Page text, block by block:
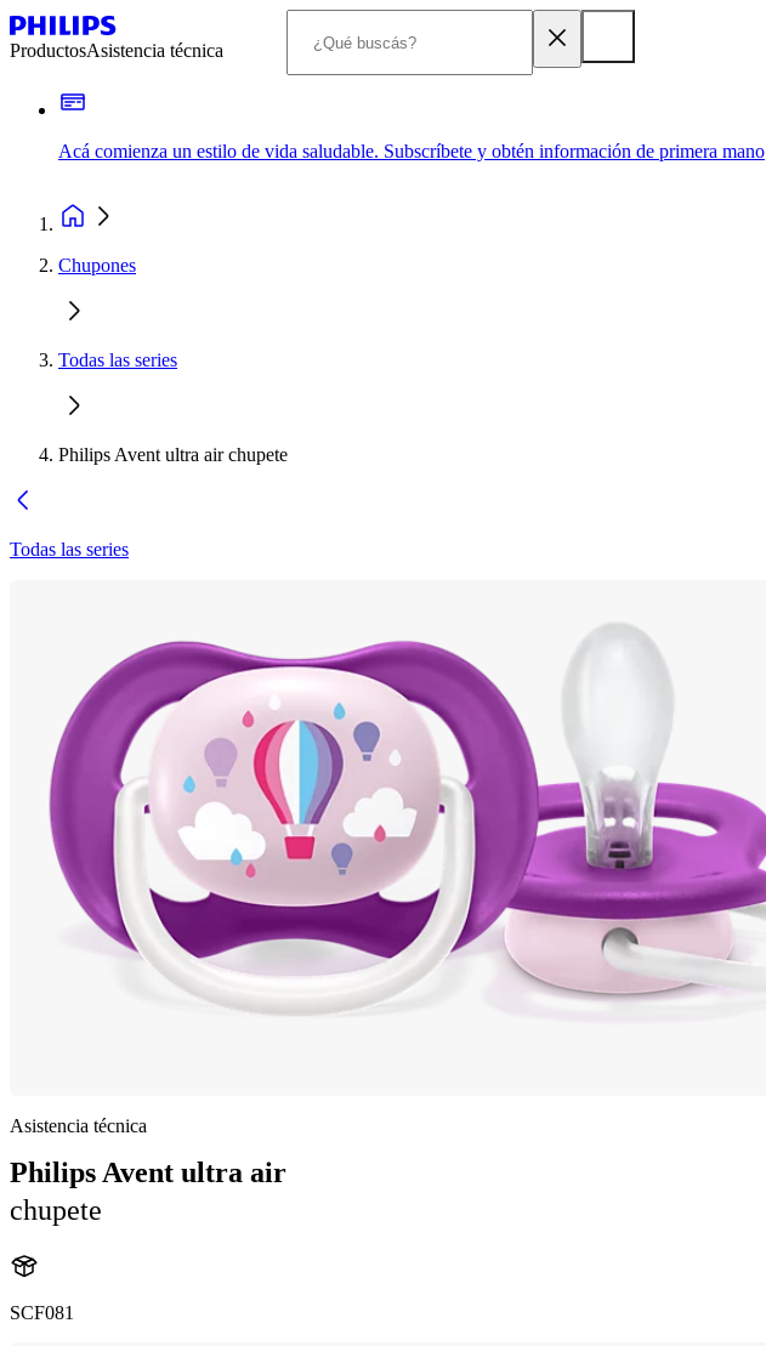
ProductosAsistencia técnica
Acá comienza un estilo de vida saludable. Subscríbete y obtén información de primera mano
Chupones
Todas las series
Philips Avent ultra air chupete
Todas las series
Asistencia técnica
Philips Avent ultra air
chupete
SCF081